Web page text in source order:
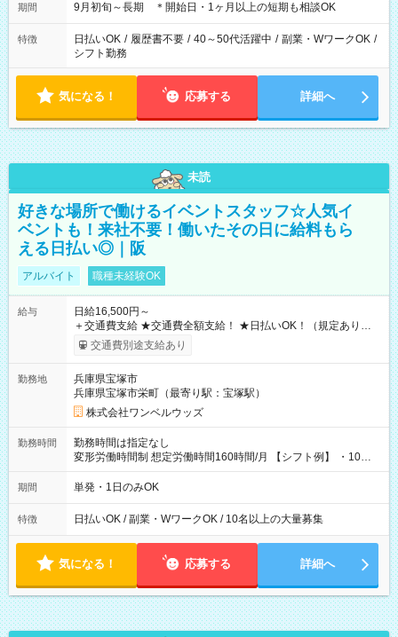
期間 9月初旬～長期 ＊開始日・1ヶ月以上の短期も相談OK
特徴 日払いOK / 履歴書不要 / 40～50代活躍中 / 副業・WワークOK /
シフト勤務
気になる！ 応募する 詳細へ
未読
好きな場所で働けるイベントスタッフ☆人気イ
ベントも！来社不要！働いたその日に給料もら
える日払い◎｜阪
アルバイト 職種未経験OK
給与
日給16,500円～
＋交通費支給 ★交通費全額支給！ ★日払いOK！（規定あり） ┗
働いたその日に現金GET♪ お仕事後はコンビニATMから 日払
交通費別途支給あり
勤務地
兵庫県宝塚市
兵庫県宝塚市栄町（最寄り駅：宝塚駅）
株式会社ワンベルウッズ
勤務時間
勤務時間は指定なし
変形労働時間制 想定労働時間160時間/月 【シフト例】 ・10：
00～20：00
期間 単発・1日のみOK
特徴 日払いOK / 副業・WワークOK / 10名以上の大量募集
気になる！ 応募する 詳細へ